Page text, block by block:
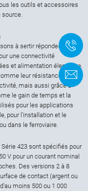
les outils et accessoires
à sertir répondent à la
une connectivité
et alimentation électrique.
leur résistance élevée
mais aussi grâce à
le gain de temps et la
pour les applications
pour l'installation et le
dans le ferroviaire.
423 sont spécifiés pour
V pour un courant nominal
Des versions 2 à 8
de contact (argent ou
moins 500 ou 1 000